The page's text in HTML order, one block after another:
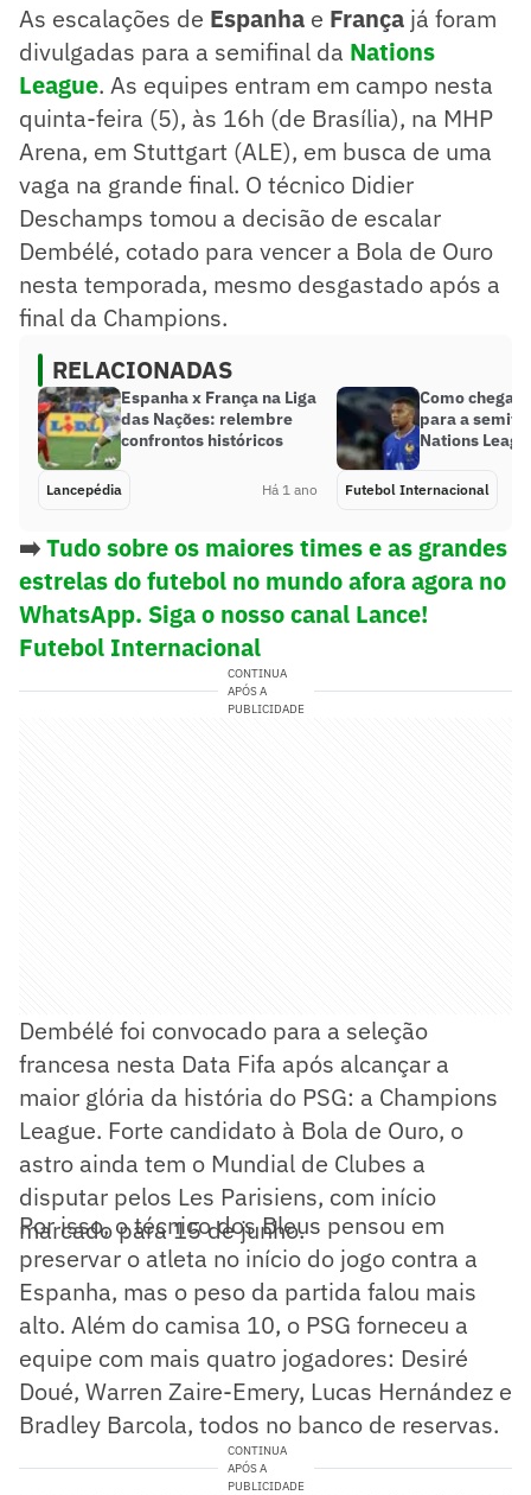
As escalações de Espanha e França já foram
divulgadas para a semifinal da Nations
League. As equipes entram em campo nesta
quinta-feira (5), às 16h (de Brasília), na MHP
Arena, em Stuttgart (ALE), em busca de uma
vaga na grande final. O técnico Didier
Deschamps tomou a decisão de escalar
Dembélé, cotado para vencer a Bola de Ouro
nesta temporada, mesmo desgastado após a
final da Champions.
RELACIONADAS
Espanha x França na Liga
das Nações: relembre
confrontos históricos
Lancepédia Há 1 ano
Como chega
para a
Nations
Futebol Internacional
➡️Tudo sobre os maiores times e as grandes
estrelas do futebol no mundo afora agora no
WhatsApp. Siga o nosso canal Lance!
Futebol Internacional
CONTINUA
APÓS A
PUBLICIDADE
Dembélé foi convocado para a seleção
francesa nesta Data Fifa após alcançar a
maior glória da história do PSG: a Champions
League. Forte candidato à Bola de Ouro, o
astro ainda tem o Mundial de Clubes a
disputar pelos Les Parisiens, com início
marcado para 15 de junho.
Por isso, o técnico dos Bleus pensou em
preservar o atleta no início do jogo contra a
Espanha, mas o peso da partida falou mais
alto. Além do camisa 10, o PSG forneceu a
equipe com mais quatro jogadores: Desiré
Doué, Warren Zaire-Emery, Lucas Hernández e
Bradley Barcola, todos no banco de reservas.
CONTINUA
APÓS A
PUBLICIDADE